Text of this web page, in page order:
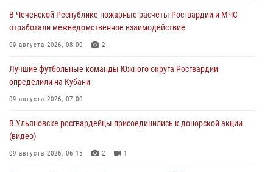
В Чеченской Республике пожарные расчеты Росгвардии и МЧС
отработали межведомственное взаимодействие
09 августа 2026, 08:00 2
Лучшие футбольные команды Южного округа Росгвардии
определили на Кубани
09 августа 2026, 07:00
В Ульяновске росгвардейцы присоединились к донорской акции
(видео)
09 августа 2026, 06:15 2 1